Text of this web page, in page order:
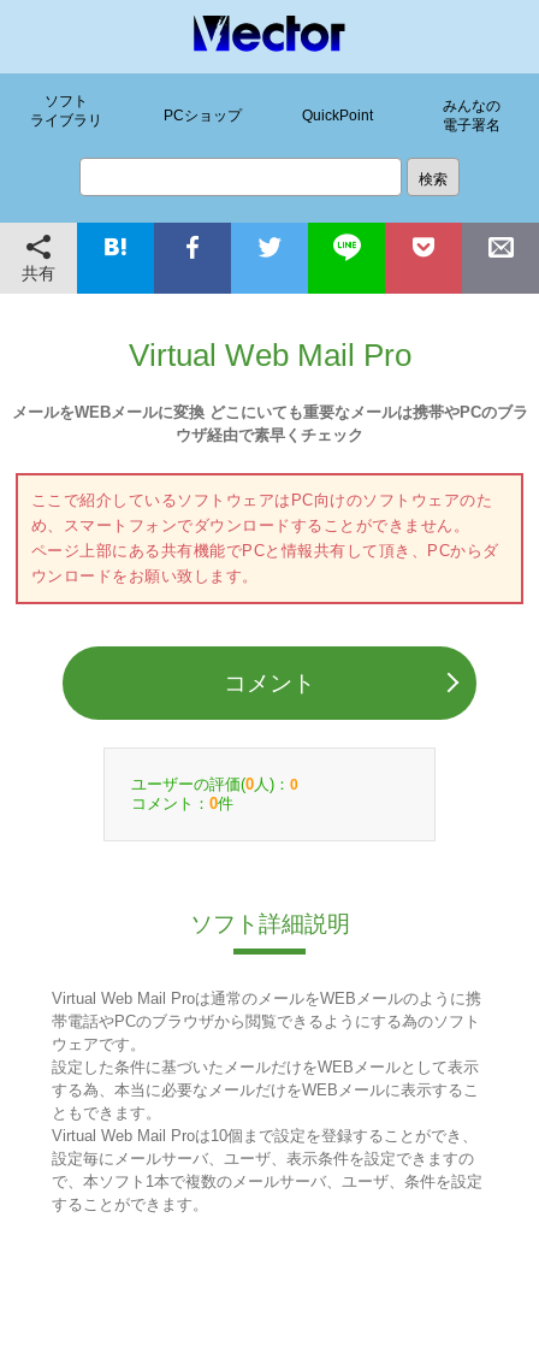
ソフト
ライブラリ
PCショップ QuickPoint
みんなの
電子署名
共有
Virtual Web Mail Pro
メールをWEBメールに変換 どこにいても重要なメールは携帯やPCのブラ
ウザ経由で素早くチェック
ここで紹介しているソフトウェアはPC向けのソフトウェアのた
め、スマートフォンでダウンロードすることができません。
ページ上部にある共有機能でPCと情報共有して頂き、PCからダ
ウンロードをお願い致します。
コメント
ユーザーの評価(0 人)： 0
コメント： 0件
ソフト詳細説明
Virtual Web Mail Proは通常のメールをWEBメールのように携
帯電話やPCのブラウザから閲覧できるようにする為のソフト
ウェアです。
設定した条件に基づいたメールだけをWEBメールとして表示
する為、本当に必要なメールだけをWEBメールに表示するこ
ともできます。
Virtual Web Mail Proは10個まで設定を登録することができ、
設定毎にメールサーバ、ユーザ、表示条件を設定できますの
で、本ソフト1本で複数のメールサーバ、ユーザ、条件を設定
することができます。